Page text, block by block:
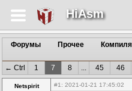
HiAsm
Форумы Прочее
← Ctrl 1 7 8 ... 45 46
Netspirit #1 : 2021-01-21 17:45:02